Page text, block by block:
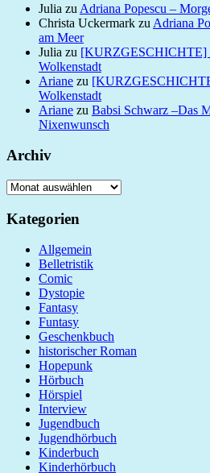
Julia zu Adriana Popescu –
Christa Uckermark zu Adriana
am Meer
Julia zu [KURZGESCHICHTE]
Wolkenstadt
Ariane zu
Wolkenstadt
Ariane zu Babsi Schwarz –Das
Nixenwunsch
Archiv
Archiv
Kategorien
Allgemein
Belletristik
Comic
Dystopie
Fantasy
Funtasy
Geschenkbuch
historischer Roman
Hopepunk
Hörbuch
Hörspiel
Interview
Jugendbuch
Jugendhörbuch
Kinderbuch
Kinderhörbuch